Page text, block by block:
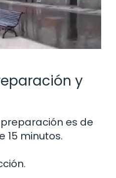
y
es de
15 minutos.